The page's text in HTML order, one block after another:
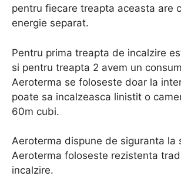
pentru fiecare treapta aceasta are
energie separat.
Pentru prima treapta de incalzire
si pentru treapta 2 avem un
Aeroterma se foloseste doar la
poate sa incalzeasca linistit o
60m cubi.
Aeroterma dispune de siguranta la
Aeroterma foloseste rezistenta
incalzire.